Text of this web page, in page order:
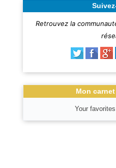
Retrouvez la
Mon
Your